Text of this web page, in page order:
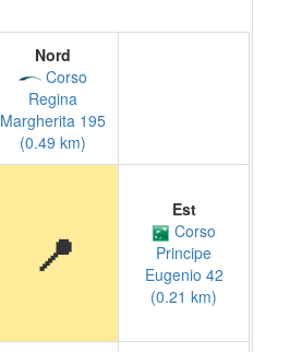
Nord
Corso
Regina
Margherita 195
(0.49 km)
📍
Est
Corso
Principe
Eugenio 42
(0.21 km)